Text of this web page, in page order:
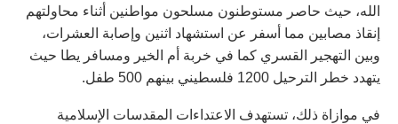
الله، حيث حاصر مستوطنون مسلحون مواطنين أثناء محاولتهم
إنقاذ مصابين مما أسفر عن استشهاد اثنين وإصابة العشرات،
وبين التهجير القسري كما في خربة أم الخير ومسافر يطا حيث
يتهدد خطر الترحيل 1200 فلسطيني بينهم 500 طفل.
في موازاة ذلك، تستهدف الاعتداءات المقدسات الإسلامية